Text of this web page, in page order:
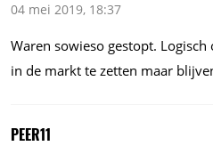
04 mei 2019, 18:37
Waren sowieso gestopt.
in de markt te zetten maar
PEER11